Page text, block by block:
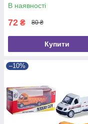
В наявності
72 ₴ 80 ₴
Купити
–10%